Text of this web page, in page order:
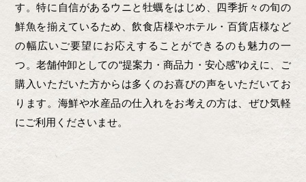
す。特に自信があるウニと牡蠣をはじめ、四季折々の旬の
鮮魚を揃えているため、飲食店様やホテル・百貨店様など
の幅広いご要望にお応えすることができるのも魅力の一
つ。老舗仲卸としての“提案力・商品力・安心感”ゆえに、ご
購入いただいた方からは多くのお喜びの声をいただいてお
ります。海鮮や水産品の仕入れをお考えの方は、ぜひ気軽
にご利用くださいませ。